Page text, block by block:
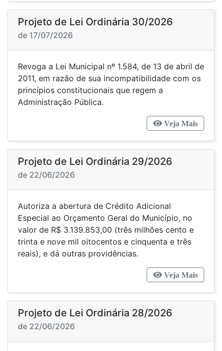
Projeto de Lei Ordinária 30/2026
de 17/07/2026
Revoga a Lei Municipal nº 1.584, de 13 de abril de
2011, em razão de sua incompatibilidade com os
princípios constitucionais que regem a
Administração Pública.
Veja Mais
Projeto de Lei Ordinária 29/2026
de 22/06/2026
Autoriza a abertura de Crédito Adicional
Especial ao Orçamento Geral do Município, no
valor de R$ 3.139.853,00 (três milhões cento e
trinta e nove mil oitocentos e cinquenta e três
reais), e dá outras providências.
Veja Mais
Projeto de Lei Ordinária 28/2026
de 22/06/2026